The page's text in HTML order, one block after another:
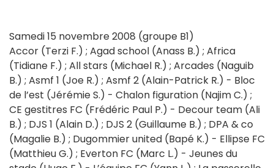
Samedi 15 novembre 2008 (groupe B1)
Accor (Terzi F.) ; Agad school (Anass B.) ; Africa
(Tidiane F.) ; All stars (Michael R.) ; Arcades (Naguib
B.) ; Asmf 1 (Joe R.) ; Asmf 2 (Alain-Patrick R.) - Bloc
de l’est (Jérémie S.) - Chalon figuration (Najim C.) ;
CE gestitres FC (Frédéric Paul P.) - Decour team (Ali
B.) ; DJS 1 (Alain D.) ; DJS 2 (Guillaume B.) ; DPA & co
(Magalie B.) ; Dugommier united (Bapé K.) - Ellipse FC
(Matthieu G.) ; Everton FC (Marc L.) - Jeunes du